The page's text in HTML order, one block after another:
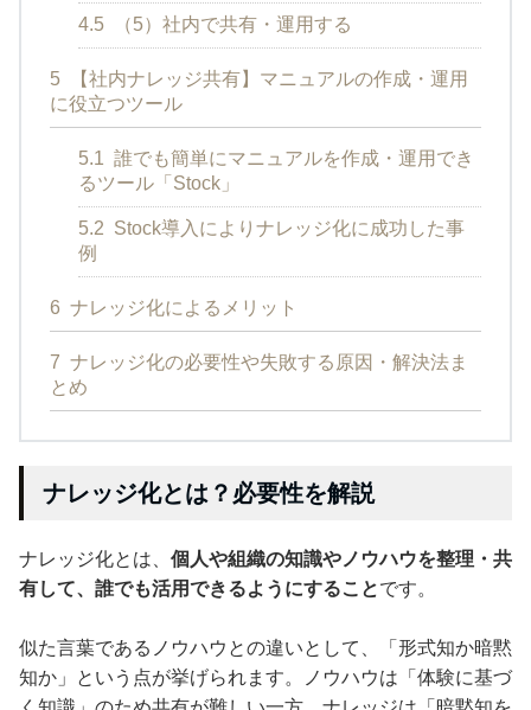
4.5 （5）社内で共有・運用する
5
【社内ナレッジ共有】マニュアルの作成・運用
に役立つツール
5.1 誰でも簡単にマニュアルを作成・運用でき
るツール「Stock」
5.2 Stock導入によりナレッジ化に成功した事
例
6 ナレッジ化によるメリット
7 ナレッジ化の必要性や失敗する原因・解決法ま
とめ
ナレッジ化とは？必要性を解説
ナレッジ化とは、 個人や組織の知識やノウハウを整理・共
有して、誰でも活用できるようにすることです。
似た言葉であるノウハウとの違いとして、「形式知か暗黙
知か」という点が挙げられます。ノウハウは「体験に基づ